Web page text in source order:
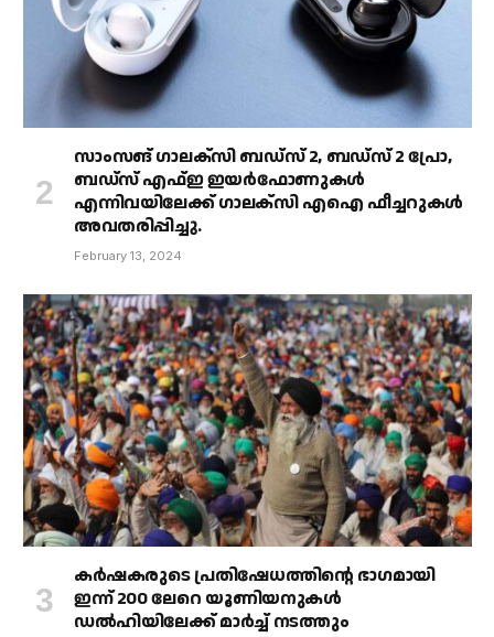
സാംസങ് ഗാലക്‌സി ബഡ്‌സ് 2, ബഡ്‌സ് 2 പ്രോ,
ബഡ്‌സ് എഫ്ഇ ഇയർഫോണുകൾ
എന്നിവയിലേക്ക് ഗാലക്‌സി എഐ ഫീച്ചറുകൾ
അവതരിപ്പിച്ചു.
February 13, 2024
കർഷകരുടെ പ്രതിഷേധത്തിൻ്റെ ഭാഗമായി
ഇന്ന് 200 ലേറെ യൂണിയനുകൾ
ഡൽഹിയിലേക്ക് മാർച്ച് നടത്തും